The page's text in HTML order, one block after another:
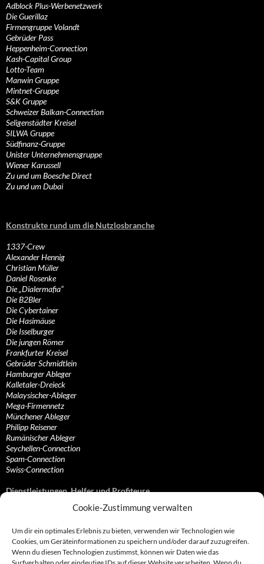
Cookie-Zustimmung verwalten
Um dir ein optimales Erlebnis zu bieten, verwenden wir Technologien wie
Cookies, um Geräteinformationen zu speichern und/oder darauf zuzugreifen.
Wenn du diesen Technologien zustimmst, können wir Daten wie das
Adblock Plus-Werbenetzwerk
Die Guerillaz
Firmengruppe Volandt
Gebrüder Pass
Heppenheim-Connection
Kash-Capital Group
Lotto-Team
Manwin Gruppe
Mintnet-Gruppe
S&K Gruppe
Schweizer Balkan-Connection
Seligenstädter Kreisel
SILWA Gruppe
Südfinanz-Gruppe
Unister Unternehmensgruppe
Wiener Karussell
Zu und um Boesche Direct
Zu und um Dubai
Konstrukte rund um die Nutzlosbranche
1337-Crew
Alexander Hennig
Christian Müller
Daniel Rosenke
Die „Dialermafia“
Die B2Bler
Die Cybertainer
Die Hasimäuse
Die Isselburger
Die jungen Römer
Frankfurter Kreisel
Gebrüder Schmidtlein
Hamburger Ableger
Kalletaler-Dreieck
Malaysischer-Ableger
Mega-Firmennetz
Münchener Ableger
Philipp Reisener
Rumänischer Ableger
Seychellen-Connection
Spam-Connection
Swiss-Connection
Dienstleistungen, Helfer und Profiteure
Anonymisierungsdienste, VPN- und Web-Proxy…
Bezahlsysteme, Finanzdienstleister und…
Bürodienstleister, Firmengründer- und/oder…
Datenhändler, Adressbroker und zielgerichtetes…